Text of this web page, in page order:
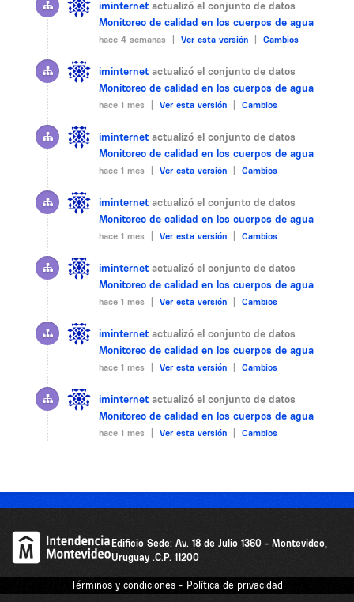
iminternet actualizó el conjunto de datos
Monitoreo de calidad en los cuerpos de agua
hace 4 semanas | Ver esta versión Cambios
iminternet actualizó el conjunto de datos
Monitoreo de calidad en los cuerpos de agua
hace 1 mes | Ver esta versión Cambios
iminternet actualizó el conjunto de datos
Monitoreo de calidad en los cuerpos de agua
hace 1 mes | Ver esta versión Cambios
iminternet actualizó el conjunto de datos
Monitoreo de calidad en los cuerpos de agua
hace 1 mes | Ver esta versión Cambios
iminternet actualizó el conjunto de datos
Monitoreo de calidad en los cuerpos de agua
hace 1 mes | Ver esta versión Cambios
iminternet actualizó el conjunto de datos
Monitoreo de calidad en los cuerpos de agua
hace 1 mes | Ver esta versión Cambios
iminternet actualizó el conjunto de datos
Monitoreo de calidad en los cuerpos de agua
hace 1 mes | Ver esta versión Cambios
Edificio Sede: Av. 18 de Julio 1360 - Montevideo,
Uruguay .C.P. 11200
Términos y condiciones - Política de privacidad